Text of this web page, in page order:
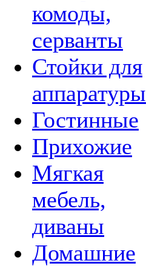
комоды,
серванты
Стойки для
аппаратуры
Гостинные
Прихожие
Мягкая
мебель,
диваны
Домашние